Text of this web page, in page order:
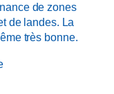
de zones
de landes. La
très bonne.